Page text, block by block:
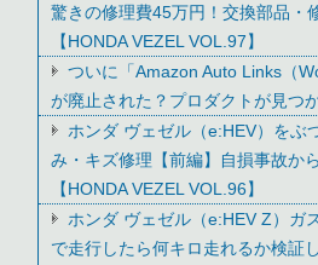
驚きの修理費45万円！交換部品・
【HONDA VEZEL VOL.97】
ついに「Amazon Auto Links（
が廃止された？プロダクトが見つ
ホンダ ヴェゼル（e:HEV）をぶ
み・キズ修理【前編】自損事故か
【HONDA VEZEL VOL.96】
ホンダ ヴェゼル（e:HEV Z）ガ
で走行したら何キロ走れるか検証